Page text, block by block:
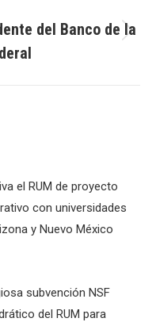
del Banco de la
el RUM de proyecto
con universidades
y Nuevo México
subvención NSF
del RUM para